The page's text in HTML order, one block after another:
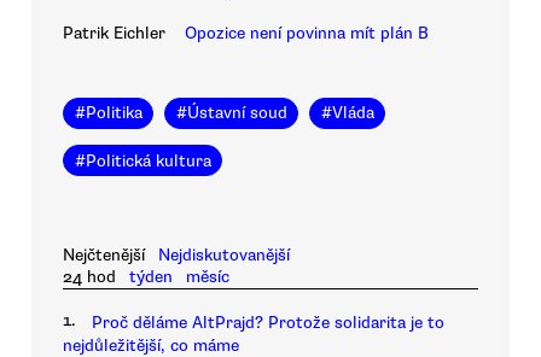
Patrik Eichler Opozice není povinna mít plán B
#Politika #Ústavní soud #Vláda
#Politická kultura
Nejčtenější
Nejdiskutovanější
24 hod
týden měsíc
1.
Proč děláme AltPrajd? Protože solidarita je to
nejdůležitější, co máme